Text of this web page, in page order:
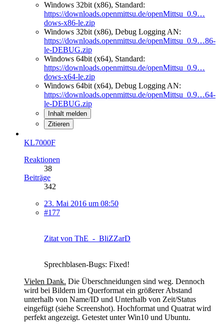
Windows 32bit (x86), Standard:
https://downloads.openmittsu.de/openMittsu_0.9…
dows-x86-le.zip
Windows 32bit (x86), Debug Logging AN:
https://downloads.openmittsu.de/openMittsu_0.9…86-
le-DEBUG.zip
Windows 64bit (x64), Standard:
https://downloads.openmittsu.de/openMittsu_0.9…
dows-x64-le.zip
Windows 64bit (x64), Debug Logging AN:
https://downloads.openmittsu.de/openMittsu_0.9…64-
le-DEBUG.zip
Inhalt melden
Zitieren
KL7000F
Reaktionen
38
Beiträge
342
23. Mai 2016 um 08:50
#177
Zitat von ThE_-_BliZZarD
Sprechblasen-Bugs: Fixed!
Vielen Dank. Die Überschneidungen sind weg. Dennoch
wird bei Bildern im Querformat ein größerer Abstand
unterhalb von Name/ID und Unterhalb von Zeit/Status
eingefügt (siehe Screenshot). Hochformat und Quatrat wird
perfekt angezeigt. Getestet unter Win10 und Ubuntu.